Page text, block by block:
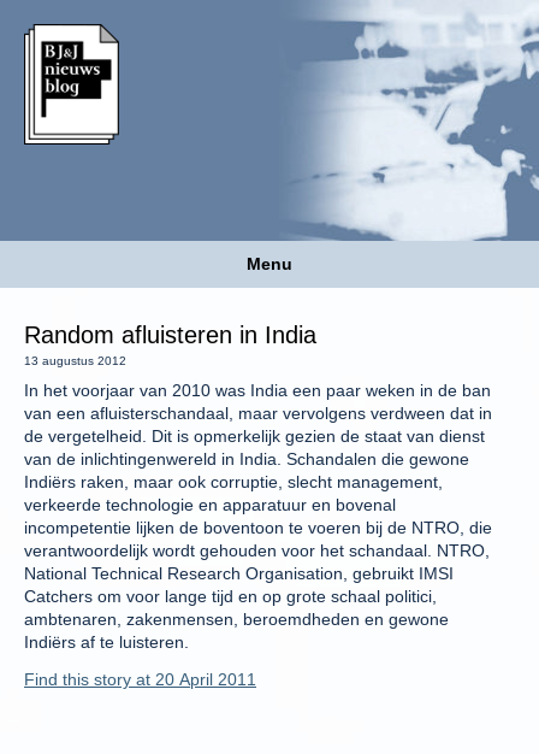
Menu
Random afluisteren in India
13 augustus 2012
In het voorjaar van 2010 was India een paar weken in de ban
van een afluisterschandaal, maar vervolgens verdween dat in
de vergetelheid. Dit is opmerkelijk gezien de staat van dienst
van de inlichtingenwereld in India. Schandalen die gewone
Indiërs raken, maar ook corruptie, slecht management,
verkeerde technologie en apparatuur en bovenal
incompetentie lijken de boventoon te voeren bij de NTRO, die
verantwoordelijk wordt gehouden voor het schandaal. NTRO,
National Technical Research Organisation, gebruikt IMSI
Catchers om voor lange tijd en op grote schaal politici,
ambtenaren, zakenmensen, beroemdheden en gewone
Indiërs af te luisteren.
Find this story at 20 April 2011